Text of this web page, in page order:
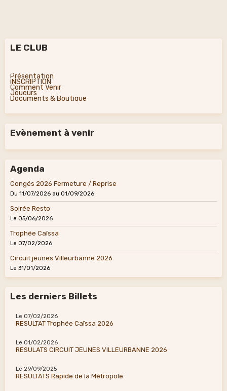
LE CLUB
Présentation
INSCRIPTION
Comment Venir
Joueurs
Documents & Boutique
Evènement à venir
Agenda
Congés 2026 Fermeture / Reprise
Du 11/07/2026 au 01/09/2026
Soirée Resto
Le 05/06/2026
Trophée Caïssa
Le 07/02/2026
Circuit jeunes Villeurbanne 2026
Le 31/01/2026
Les derniers Billets
Le 07/02/2026
RESULTAT Trophée Caïssa 2026
Le 01/02/2026
RESULATS CIRCUIT JEUNES VILLEURBANNE 2026
Le 29/09/2025
RESULTATS Rapide de la Métropole